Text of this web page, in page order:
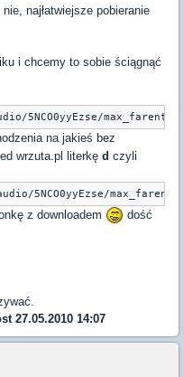
najłatwiejsze pobieranie
i chcemy to sobie ściągnąć
5NCO0yyEzse/
na jakieś bez
wrzuta.pl literkę d czyli
5NCO0yyEzse/
z downloadem
dość
27.05.2010 14:07